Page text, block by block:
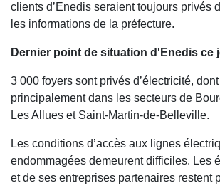
clients d’Enedis seraient toujours privés
les informations de la préfecture.
Dernier point de situation d'Enedis ce
3 000 foyers sont privés d’électricité,
principalement dans les secteurs de
Les Allues et Saint-Martin-de-Belleville.
Les conditions d’accès aux lignes
endommagées demeurent difficiles. Les
et de ses entreprises partenaires restent